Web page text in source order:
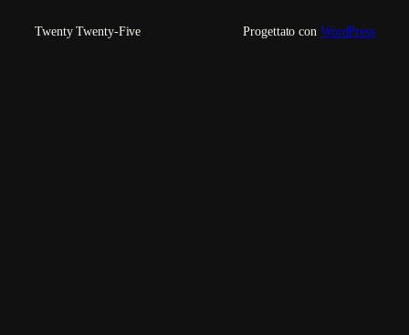
Twenty Twenty-Five Progettato con WordPress